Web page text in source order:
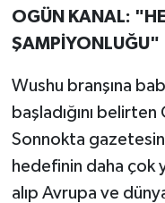
OGÜN KANAL:
ŞAMPİYONLUĞU"
Wushu branşına
başladığını
Sonnokta
hedefinin daha çok
alıp Avrupa ve